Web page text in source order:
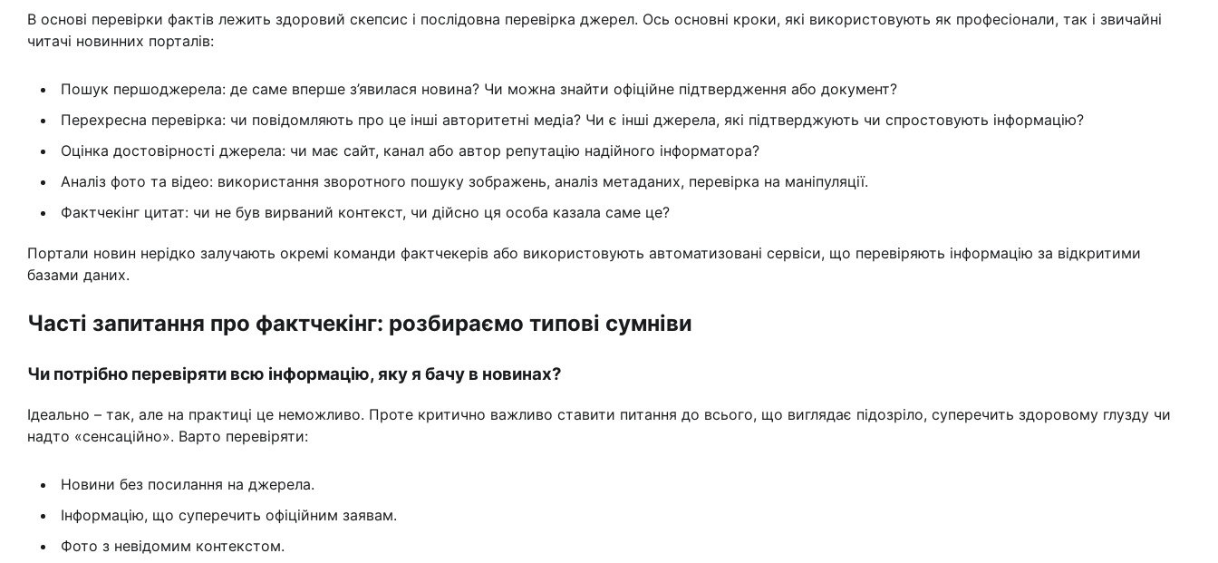
В основі перевірки фактів лежить здоровий скепсис і послідовна перевірка джерел. Ось основні кроки, які використовують як професіонали, так і звичайні
читачі новинних порталів:
Пошук першоджерела: де саме вперше з’явилася новина? Чи можна знайти офіційне підтвердження або документ?
Перехресна перевірка: чи повідомляють про це інші авторитетні медіа? Чи є інші джерела, які підтверджують чи спростовують інформацію?
Оцінка достовірності джерела: чи має сайт, канал або автор репутацію надійного інформатора?
Аналіз фото та відео: використання зворотного пошуку зображень, аналіз метаданих, перевірка на маніпуляції.
Фактчекінг цитат: чи не був вирваний контекст, чи дійсно ця особа казала саме це?
Портали новин нерідко залучають окремі команди фактчекерів або використовують автоматизовані сервіси, що перевіряють інформацію за відкритими
базами даних.
Часті запитання про фактчекінг: розбираємо типові сумніви
Чи потрібно перевіряти всю інформацію, яку я бачу в новинах?
Ідеально – так, але на практиці це неможливо. Проте критично важливо ставити питання до всього, що виглядає підозріло, суперечить здоровому глузду чи
надто «сенсаційно». Варто перевіряти:
Новини без посилання на джерела.
Інформацію, що суперечить офіційним заявам.
Фото з невідомим контекстом.